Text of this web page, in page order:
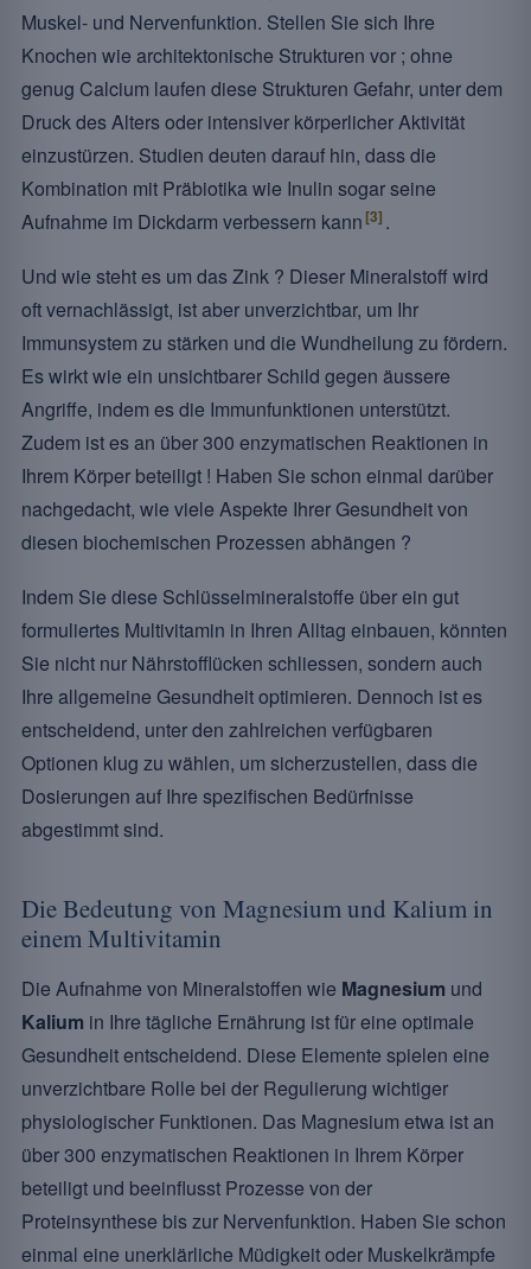
Muskel- und Nervenfunktion. Stellen Sie sich Ihre
Knochen wie architektonische Strukturen vor ; ohne
genug Calcium laufen diese Strukturen Gefahr, unter dem
Druck des Alters oder intensiver körperlicher Aktivität
einzustürzen. Studien deuten darauf hin, dass die
Kombination mit Präbiotika wie Inulin sogar seine
Aufnahme im Dickdarm verbessern kann [3] .
Und wie steht es um das Zink ? Dieser Mineralstoff wird
oft vernachlässigt, ist aber unverzichtbar, um Ihr
Immunsystem zu stärken und die Wundheilung zu fördern.
Es wirkt wie ein unsichtbarer Schild gegen äussere
Angriffe, indem es die Immunfunktionen unterstützt.
Zudem ist es an über 300 enzymatischen Reaktionen in
Ihrem Körper beteiligt ! Haben Sie schon einmal darüber
nachgedacht, wie viele Aspekte Ihrer Gesundheit von
diesen biochemischen Prozessen abhängen ?
Indem Sie diese Schlüsselmineralstoffe über ein gut
formuliertes Multivitamin in Ihren Alltag einbauen, könnten
Sie nicht nur Nährstofflücken schliessen, sondern auch
Ihre allgemeine Gesundheit optimieren. Dennoch ist es
entscheidend, unter den zahlreichen verfügbaren
Optionen klug zu wählen, um sicherzustellen, dass die
Dosierungen auf Ihre spezifischen Bedürfnisse
abgestimmt sind.
Die Bedeutung von Magnesium und Kalium in
einem Multivitamin
Die Aufnahme von Mineralstoffen wie Magnesium und
Kalium in Ihre tägliche Ernährung ist für eine optimale
Gesundheit entscheidend. Diese Elemente spielen eine
unverzichtbare Rolle bei der Regulierung wichtiger
physiologischer Funktionen. Das Magnesium etwa ist an
über 300 enzymatischen Reaktionen in Ihrem Körper
beteiligt und beeinflusst Prozesse von der
Proteinsynthese bis zur Nervenfunktion. Haben Sie schon
einmal eine unerklärliche Müdigkeit oder Muskelkrämpfe